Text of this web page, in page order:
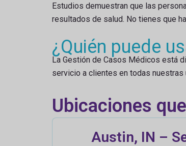
Estudios demuestran que las
resultados de salud. No tienes que
¿Quién puede
La Gestión de Casos Médicos está
servicio a clientes en todas nuestras
Ubicaciones
Austin, IN –